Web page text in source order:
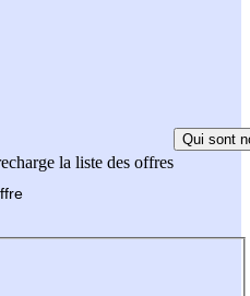
la liste des offres
Qui sont